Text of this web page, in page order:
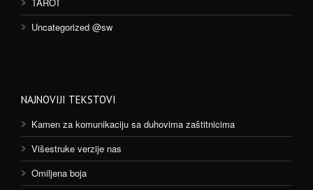
Uncategorized @sw
NAJNOVIJI TEKSTOVI
Kamen za komunikaciju sa duhovima zaštitnicima
Višestruke verzije nas
Omiljena boja